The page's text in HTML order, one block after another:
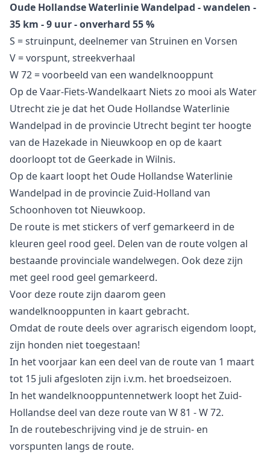
Oude Hollandse Waterlinie Wandelpad - wandelen -
35 km - 9 uur - onverhard 55 %
S = struinpunt, deelnemer van Struinen en Vorsen
V = vorspunt, streekverhaal
W 72 = voorbeeld van een wandelknooppunt
Op deVaar-Fiets-Wandelkaart Niets zo mooi als Water
Utrechtzie je dat het Oude Hollandse Waterlinie
Wandelpad in de provincie Utrecht begint ter hoogte
van de Hazekade in Nieuwkoop en op de kaart
doorloopt tot de Geerkade in Wilnis.
Op de kaart loopt het Oude Hollandse Waterlinie
Wandelpad in de provincie Zuid-Holland van
Schoonhoven tot Nieuwkoop.
De route is met stickers of verf gemarkeerd in de
kleuren geel rood geel. Delen van de route volgen al
bestaande provinciale wandelwegen. Ook deze zijn
met geel rood geel gemarkeerd.
Voor deze route zijn daarom geen
wandelknooppunten in kaart gebracht.
Omdat de route deels over agrarisch eigendom loopt,
zijn honden niet toegestaan!
In het voorjaar kan een deel van de route van 1 maart
tot 15 juli afgesloten zijn i.v.m. het broedseizoen.
In het wandelknooppuntennetwerk loopt het Zuid-
Hollandse deel van deze route van W 81 - W 72.
In de routebeschrijving vind je de struin- en
vorspunten langs de route.